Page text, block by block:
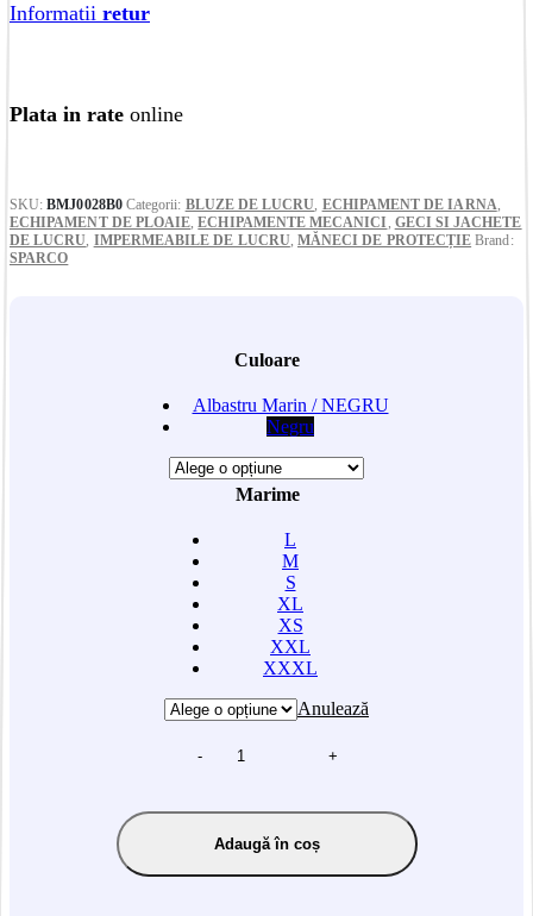
Informatii retur
Plata in rate online
SKU:BMJ0028B0 Categorii: BLUZE DE LUCRU ECHIPAMENT DE IARNA
ECHIPAMENT DE PLOAIE ,ECHIPAMENTE MECANICI GECI SI JACHETE
DE LUCRU IMPERMEABILE DE LUCRU MĂNECI DE PROTECȚIE Brand:
SPARCO
Culoare
Albastru Marin / NEGRU
Negru
Marime
L
M
S
XL
XS
XXL
XXXL
Anulează
- +
Adaugă în coș